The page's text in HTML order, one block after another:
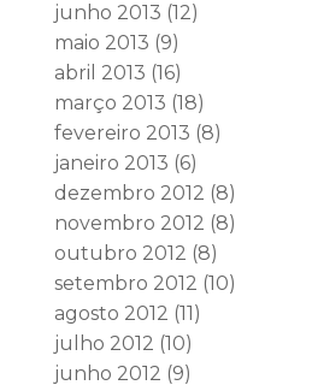
junho 2013 (12)
maio 2013 (9)
abril 2013 (16)
março 2013 (18)
fevereiro 2013 (8)
janeiro 2013 (6)
dezembro 2012 (8)
novembro 2012 (8)
outubro 2012 (8)
setembro 2012 (10)
agosto 2012 (11)
julho 2012 (10)
junho 2012 (9)